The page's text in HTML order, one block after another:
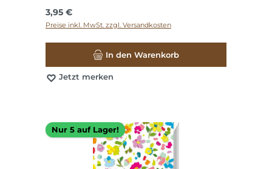
Regulärer Preis:
3,95 €
Preise inkl. MwSt. zzgl. Versandkosten
In den Warenkorb
Jetzt merken
Nur 5 auf Lager!